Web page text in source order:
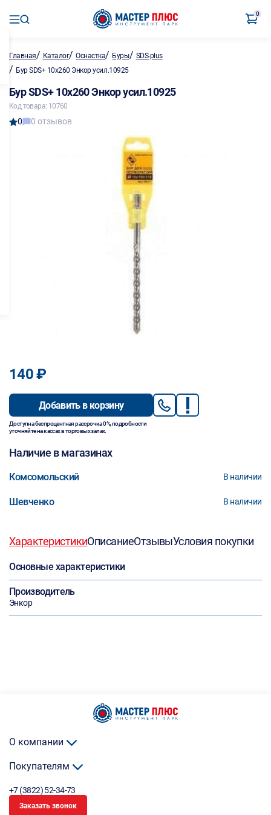
0
Главная/ Каталог/Оснастка/ Буры/ SDS-plus
/ Бур SDS+ 10х260 Энкор усил.10925
Бур SDS+ 10х260 Энкор усил.10925
Код товара: 10760
0 0 отзывов
140 ₽
Добавить в корзину
Доступна беспроцентная рассрочка 0%, подробности
уточняйте на кассах в торговых залах.
Наличие в магазинах
Комсомольский В наличии
Шевченко В наличии
ХарактеристикиОписаниеОтзывыУсловия покупки
Основные характеристики
Производитель
Энкор
О компании
Покупателям
+7 (3822) 52-34-73
Заказать звонок